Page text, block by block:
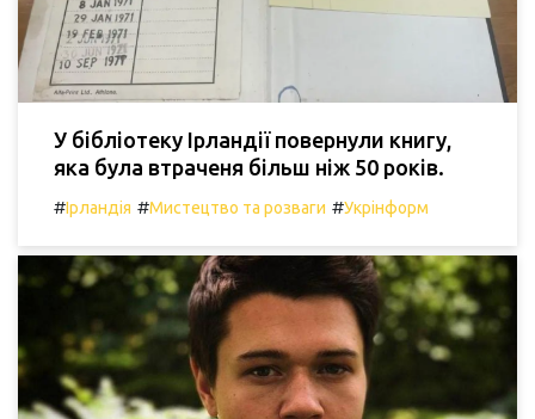
У бібліотеку Ірландії повернули книгу,
яка була втраченя більш ніж 50 років.
#Ірландія #Мистецтво та розваги #Укрінформ